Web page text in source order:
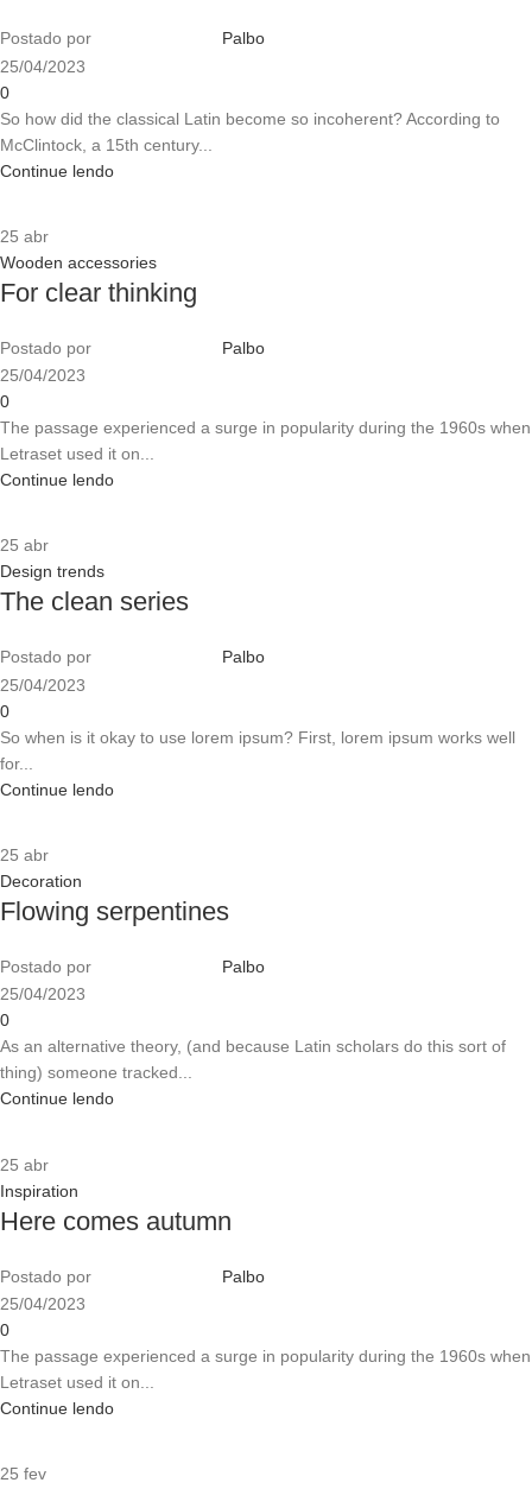
Postado por
Palbo
25/04/2023
0
So how did the classical Latin become so incoherent? According to
McClintock, a 15th century...
Continue lendo
25 abr
Wooden accessories
For clear thinking
Postado por
Palbo
25/04/2023
0
The passage experienced a surge in popularity during the 1960s when
Letraset used it on...
Continue lendo
25 abr
Design trends
The clean series
Postado por
Palbo
25/04/2023
0
So when is it okay to use lorem ipsum? First, lorem ipsum works well
for...
Continue lendo
25 abr
Decoration
Flowing serpentines
Postado por
Palbo
25/04/2023
0
As an alternative theory, (and because Latin scholars do this sort of
thing) someone tracked...
Continue lendo
25 abr
Inspiration
Here comes autumn
Postado por
Palbo
25/04/2023
0
The passage experienced a surge in popularity during the 1960s when
Letraset used it on...
Continue lendo
25 fev